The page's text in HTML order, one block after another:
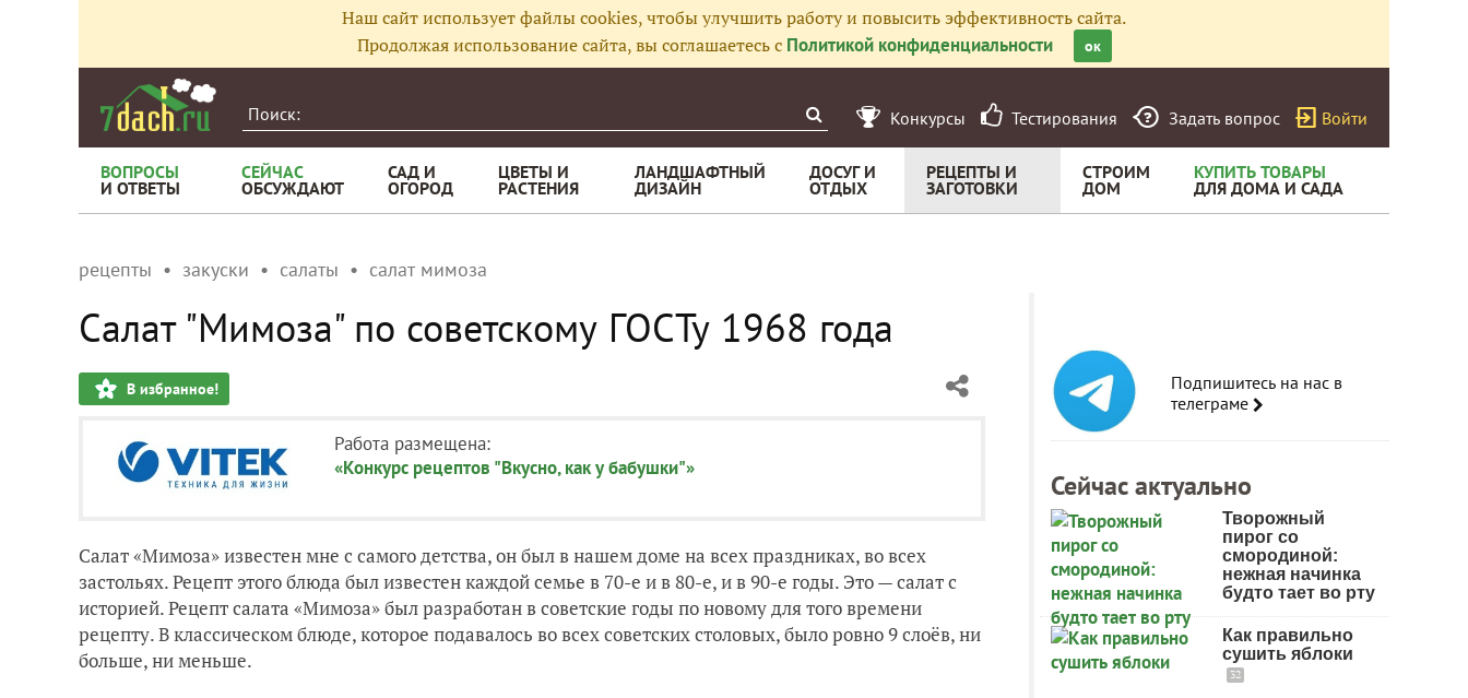
Наш сайт использует файлы cookies, чтобы улучшить работу и повысить эффективность сайта.
Продолжая использование сайта, вы соглашаетесь с Политикой конфиденциальности ок
Конкурсы Тестирования Задать вопрос Войти
ВОПРОСЫ
И ОТВЕТЫ
СЕЙЧАС
ОБСУЖДАЮТ
САД И
ОГОРОД
ЦВЕТЫ И
РАСТЕНИЯ
ЛАНДШАФТНЫЙ
ДИЗАЙН
ДОСУГ И
ОТДЫХ
РЕЦЕПТЫ И
ЗАГОТОВКИ
СТРОИМ
ДОМ
КУПИТЬ ТОВАРЫ
ДЛЯ ДОМА И САДА
рецепты закуски салаты салат мимоза
Салат "Мимоза" по советскому ГОСТу 1968 года
В избранное!
Работа размещена:
«Конкурс рецептов "Вкусно, как у бабушки"»
Салат «Мимоза» известен мне с самого детства, он был в нашем доме на всех праздниках, во всех
застольях. Рецепт этого блюда был известен каждой семье в 70-е и в 80-е, и в 90-е годы. Это — салат с
историей. Рецепт салата «Мимоза» был разработан в советские годы по новому для того времени
рецепту. В классическом блюде, которое подавалось во всех советских столовых, было ровно 9 слоёв, ни
больше, ни меньше.
Подпишитесь на нас в
телеграме
Сейчас актуально
Творожный
пирог со
смородиной:
нежная начинка
будто тает во рту
Как правильно
сушить яблоки
32